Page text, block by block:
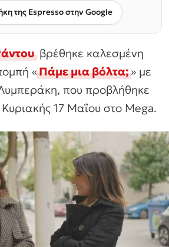
της Espresso στην Google
βρέθηκε καλεσμένη
«Πάμε μια βόλτα;» με
που προβλήθηκε
17 Μαΐου στο Mega.